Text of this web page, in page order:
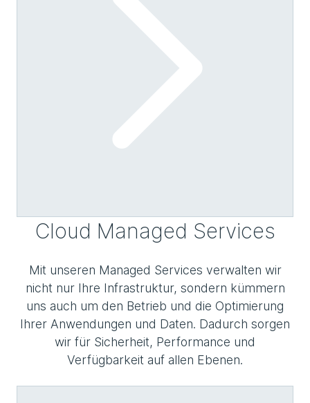
Cloud Managed Services
Mit unseren Managed Services verwalten wir
nicht nur Ihre Infrastruktur, sondern kümmern
uns auch um den Betrieb und die Optimierung
Ihrer Anwendungen und Daten. Dadurch sorgen
wir für Sicherheit, Performance und
Verfügbarkeit auf allen Ebenen.